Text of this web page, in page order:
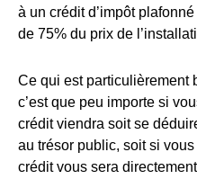
à un crédit d’impôt
de 75% du prix de
Ce qui est particulièrement
c’est que peu importe si
crédit viendra soit se
au trésor public, soit si
crédit vous sera